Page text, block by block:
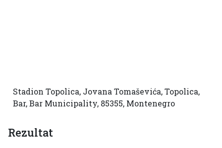
Stadion Topolica, Jovana Tomaševića, Topolica,
Bar, Bar Municipality, 85355, Montenegro
Rezultat